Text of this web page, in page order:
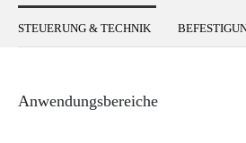
STEUERUNG & TECHNIK
Anwendungsbereiche